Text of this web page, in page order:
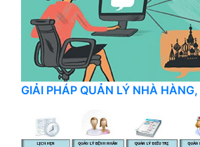
GIẢI PHÁP QUẢN LÝ NHÀ